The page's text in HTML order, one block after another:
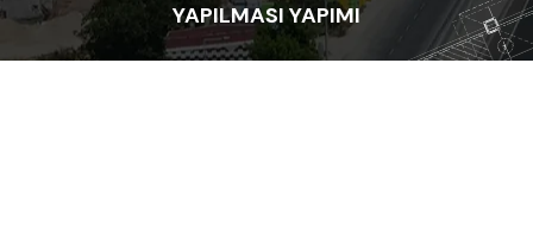
YAPILMASI YAPIMI